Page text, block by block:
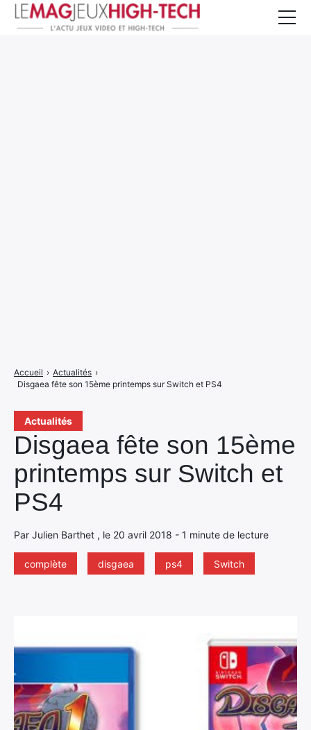
Actualités
Disgaea fête son 15ème
printemps sur Switch et
PS4
Par Julien Barthet , le 20 avril 2018 - 1 minute de lecture
complète disgaea ps4 Switch
Accueil › Actualités ›
Disgaea fête son 15ème printemps sur Switch et PS4